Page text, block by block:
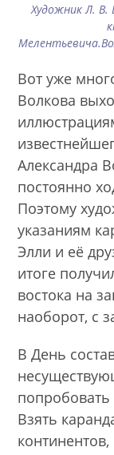
Художник Л. В.
Вот уже
Волкова
Александра
постоянно
Поэтому
указаниям
Элли и её
итоге
востока на
наоборот, с
В День
Взять